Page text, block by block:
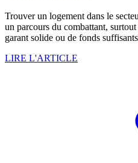
Trouver un logement dans le
un parcours du combattant,
garant solide ou de fonds
LIRE L'ARTICLE